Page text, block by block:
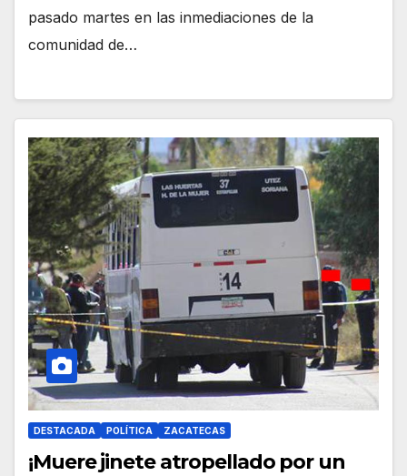
pasado martes en las inmediaciones de la
comunidad de…
DESTACADA POLÍTICA ZACATECAS
¡Muere jinete atropellado por un